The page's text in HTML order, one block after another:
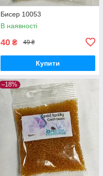
Бисер 10053
В наявності
40 ₴ 49 ₴
Купити
–18%